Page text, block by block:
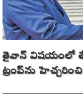
తైవాన్‌ విషయంలో
ట్రంప్‌ను